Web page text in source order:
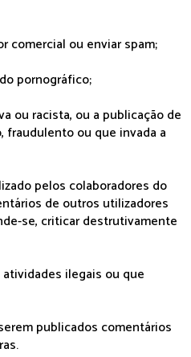
comercial ou enviar spam;
pornográfico;
ou racista, ou a publicação de
fraudulento ou que invada a
pelos colaboradores do
de outros utilizadores
se, criticar destrutivamente
ilegais ou que
publicados comentários